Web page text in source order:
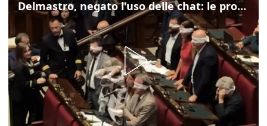
Delmastro, negato l'uso delle chat: le proteste di Avs e M5s